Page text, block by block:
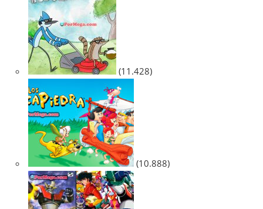
(11.428)
(10.888)